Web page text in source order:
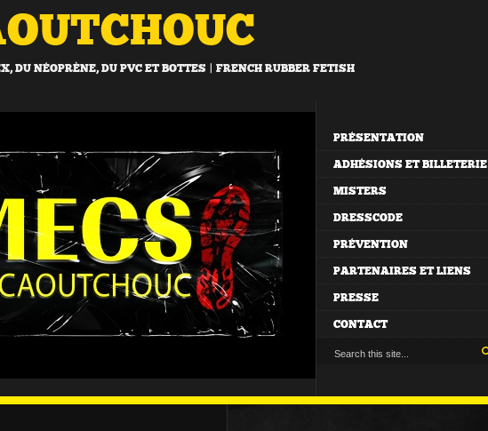
NÉOPRÈNE, DU PVC ET BOTTES | FRENCH RUBBER FETISH
PRÉSENTATION
ADHÉSIONS ET BILLETERIE
MISTERS
DRESSCODE
PRÉVENTION
PARTENAIRES ET LIENS
PRESSE
CONTACT